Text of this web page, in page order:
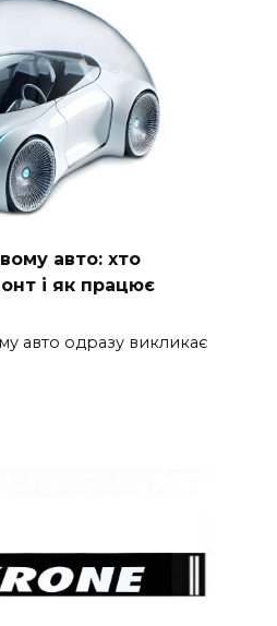
авто: хто
і як працює
авто одразу викликає